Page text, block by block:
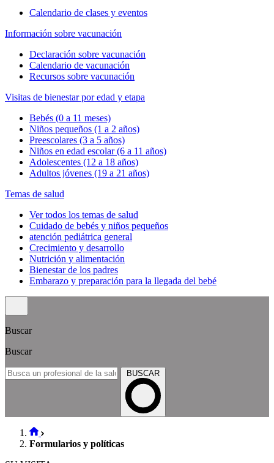
Calendario de clases y eventos
Información sobre vacunación
Declaración sobre vacunación
Calendario de vacunación
Recursos sobre vacunación
Visitas de bienestar por edad y etapa
Bebés (0 a 11 meses)
Niños pequeños (1 a 2 años)
Preescolares (3 a 5 años)
Niños en edad escolar (6 a 11 años)
Adolescentes (12 a 18 años)
Adultos jóvenes (19 a 21 años)
Temas de salud
Ver todos los temas de salud
Cuidado de bebés y niños pequeños
atención pediátrica general
Crecimiento y desarrollo
Nutrición y alimentación
Bienestar de los padres
Embarazo y preparación para la llegada del bebé
Buscar
Buscar
BUSCAR
Formularios y políticas